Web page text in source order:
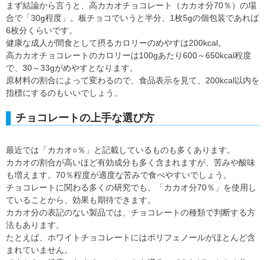
まず結論から言うと、高カカオチョコレート（カカオ分70％）の場
合で「30g程度」。板チョコでいうと半分、1枚5gの個包装であれば
6枚分くらいです。
健康な成人が間食として摂るカロリーのめやすは200kcal。
高カカオチョコレートのカロリーは100gあたり600～650kcal程度
で、30～33gがめやすとなります。
原材料の割合によって変わるので、食品表示を見て、200kcal以内を
指標にするのもいいでしょう。
チョコレートの上手な選び方
最近では「カカオ○％」と記載しているものも多くあります。
カカオの割合が高いほど有効成分も多く含まれますが、苦みや酸味
も増えます。70％程度が適度な苦みで食べやすいでしょう。
チョコレートに関わる多くの研究でも、「カカオ分70％」を使用し
ていることから、効果も期待できます。
カカオ分の表記のない製品では、チョコレートの種類で判断する方
法もあります。
たとえば、ホワイトチョコレートにはポリフェノールがほとんど含
まれていません。